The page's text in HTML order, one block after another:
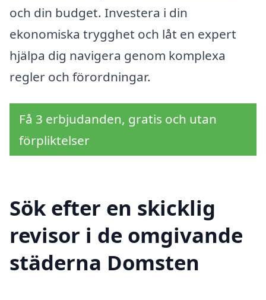
och din budget. Investera i din
ekonomiska trygghet och låt en expert
hjälpa dig navigera genom komplexa
regler och förordningar.
Få 3 erbjudanden, gratis och utan
förpliktelser
Sök efter en skicklig
revisor i de omgivande
städerna Domsten